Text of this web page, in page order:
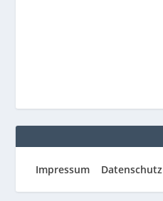
Impressum Datenschutz